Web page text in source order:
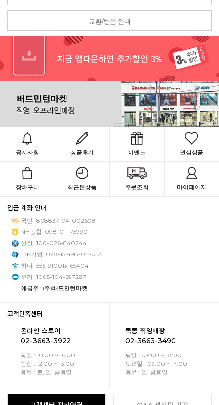
교환/반품 안내
공지사항 상품후기 이벤트 관심상품
장바구니 최근본상품 주문조회 마이페이지
입금 계좌 안내
국민 808837-04-002608
NH농협
098-01-175790
신한 100-026-840244
IBK기업
078-151498-04-012
하나 556-910013-65404
우리 1005-104-697287
예금주 : (주)배드민턴마켓
고객만족센터
온라인 스토어
02-3663-3922
평일 : 10:00 ~ 16:00
점심 : 12:00 ~ 13:00
휴무 : 토, 일, 공휴일
목동 직영매장
02-3663-3490
평일 : 09:00 ~ 18:00
토요일 : 09:00 ~ 17:00
휴무 : 일, 공휴일